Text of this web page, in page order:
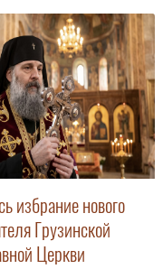
избрание нового
Грузинской
Церкви